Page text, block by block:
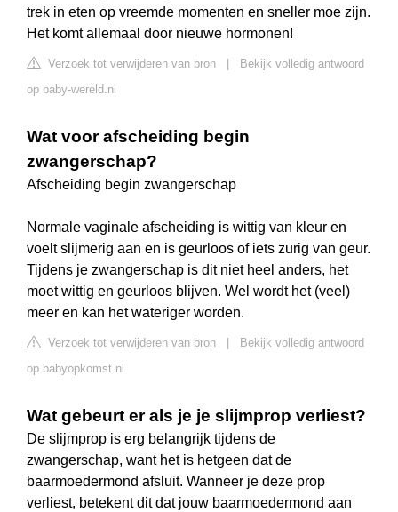
trek in eten op vreemde momenten en sneller moe zijn.
Het komt allemaal door nieuwe hormonen!
Verzoek tot verwijderen van bron
Bekijk volledig antwoord
op baby-wereld.nl
Wat voor afscheiding begin
zwangerschap?
Afscheiding begin zwangerschap
Normale vaginale afscheiding is wittig van kleur en
voelt slijmerig aan en is geurloos of iets zurig van geur.
Tijdens je zwangerschap is dit niet heel anders, het
moet wittig en geurloos blijven. Wel wordt het (veel)
meer en kan het wateriger worden.
Verzoek tot verwijderen van bron
Bekijk volledig antwoord
op babyopkomst.nl
Wat gebeurt er als je je slijmprop verliest?
De slijmprop is erg belangrijk tijdens de
zwangerschap, want het is hetgeen dat de
baarmoedermond afsluit. Wanneer je deze prop
verliest, betekent dit dat jouw baarmoedermond aan